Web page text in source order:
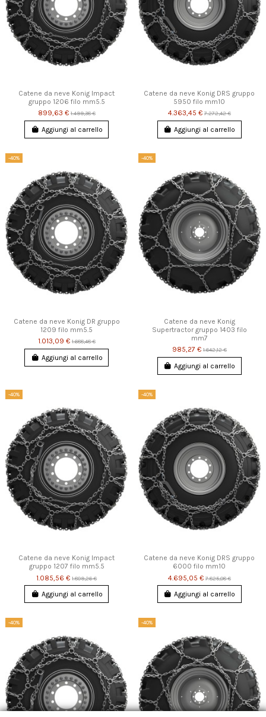
Catene da neve Konig Impact
gruppo 1206 filo mm5.5
899,63 €1.499,38 €
Aggiungi al carrello
Catene da neve Konig DRS gruppo
5950 filo mm10
4.363,45 €7.272,42 €
Aggiungi al carrello
-40%
Catene da neve Konig DR gruppo
1209 filo mm5.5
1.013,09 €1.688,48 €
Aggiungi al carrello
-40%
Catene da neve Konig
Supertractor gruppo 1403 filo
mm7
985,27 €1.642,12 €
Aggiungi al carrello
-40%
Catene da neve Konig Impact
gruppo 1207 filo mm5.5
1.085,56 €1.809,26 €
Aggiungi al carrello
-40%
Catene da neve Konig DRS gruppo
6000 filo mm10
4.695,05 €7.825,08 €
Aggiungi al carrello
-40% -40%